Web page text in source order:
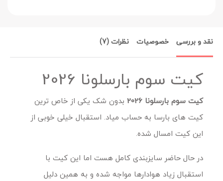
نقد و بررسی خصوصیات نظرات (7)
کیت سوم بارسلونا 2026
کیت سوم بارسلونا 2026
بدون شک یکی از خاص ترین
کیت های بارسا به حساب میاد. استقبال خیلی خوبی از
این کیت امسال شده.
در حال حاضر سایزبندی کامل هست اما این کیت با
استقبال زیاد هوادارها مواجه شده و به همین دلیل